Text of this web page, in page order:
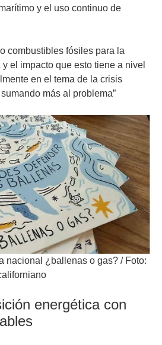
y el uso continuo de
combustibles fósiles para la
el impacto que esto tiene a nivel
en el tema de la crisis
más al problema”
nacional ¿ballenas o gas? / Foto:
energética con